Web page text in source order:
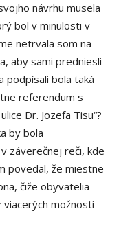
návrhu musela
bol v minulosti v
netrvala som na
aby sami predniesli
podpísali bola taká
referendum s
Dr. Jozefa Tisu“?
by bola
záverečnej reči, kde
povedal, že miestne
čiže obyvatelia
viacerých možností